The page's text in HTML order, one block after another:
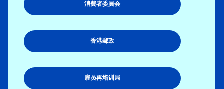
消費者委員会
香港郵政
雇员再培训局